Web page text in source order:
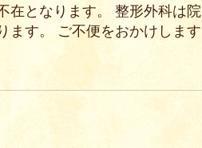
在となります。 整形外科は院
ます。 ご不便をおかけします